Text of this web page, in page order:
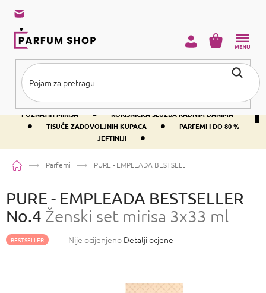
sadržaj
BESPLATNA DOSTAVA IZNAD PRIBLIŽNO 37 € •
400+ SVJETSKI
POZNATIH MIRISA
• KORISNIČKA SLUŽBA RADNIM DANIMA
• TISUĆE ZADOVOLJNIH KUPACA •
PARFEMI I DO 80 %
JEFTINIJI
•
KOŠARICA
PočetnaParfemi PURE - EMPLEADA BESTSELLER No.4
PURE - EMPLEADA BESTSELLER
No.4 Ženski set mirisa 3x33 ml
BESTSELLER
Prosječna
Nije ocijenjeno Detalji ocjene